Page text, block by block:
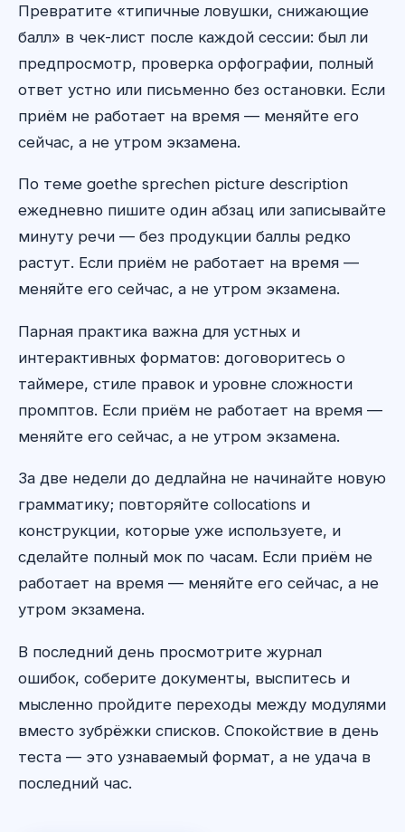
Превратите «типичные ловушки, снижающие
балл» в чек-лист после каждой сессии: был ли
предпросмотр, проверка орфографии, полный
ответ устно или письменно без остановки. Если
приём не работает на время — меняйте его
сейчас, а не утром экзамена.
По теме goethe sprechen picture description
ежедневно пишите один абзац или записывайте
минуту речи — без продукции баллы редко
растут. Если приём не работает на время —
меняйте его сейчас, а не утром экзамена.
Парная практика важна для устных и
интерактивных форматов: договоритесь о
таймере, стиле правок и уровне сложности
промптов. Если приём не работает на время —
меняйте его сейчас, а не утром экзамена.
За две недели до дедлайна не начинайте новую
грамматику; повторяйте collocations и
конструкции, которые уже используете, и
сделайте полный мок по часам. Если приём не
работает на время — меняйте его сейчас, а не
утром экзамена.
В последний день просмотрите журнал
ошибок, соберите документы, выспитесь и
мысленно пройдите переходы между модулями
вместо зубрёжки списков. Спокойствие в день
теста — это узнаваемый формат, а не удача в
последний час.